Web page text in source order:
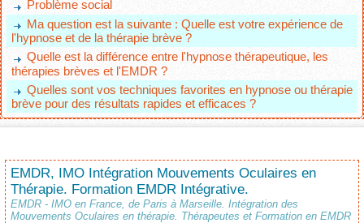
Problème social
Ma question est la suivante : Quelle est votre expérience de
l'hypnose et de la thérapie brève ?
Quelle est la différence entre l'hypnose thérapeutique, les
thérapies brèves et l'EMDR ?
Quelles sont vos techniques favorites en hypnose ou thérapie
brève pour des résultats rapides et efficaces ?
EMDR, IMO Intégration Mouvements Oculaires en
Thérapie. Formation EMDR Intégrative.
EMDR - IMO en France, de Paris à Marseille. Intégration des
Mouvements Oculaires en thérapie. Thérapeutes et Formation en EMDR